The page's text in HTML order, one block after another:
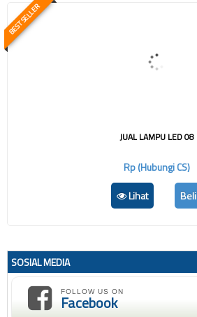
BEST SELLER
JUAL LAMPU LED 08
Rp (Hubungi CS)
Lihat
Beli
SOSIAL MEDIA
FOLLOW US ON
Facebook